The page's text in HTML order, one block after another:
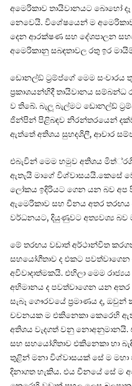
අමෙරිකාව තායිවානයට බොහෝ
නෙවෙයි. විශේෂයෙන් ම
දෙන ආරක්ෂණ සහ දේශපාලන
අමෙරිකානු සබඳතාවල රතු ඉර
ඩොනල්ඞ් ට්‍රම්ප්ගේ මෙම සංචාරය
ප්‍රකාශයන්හිදී තායිවානය සම්බන්ධ
ව තිබේ. බැලූ බැල්මට ඩොනල්ඩ්
ජින්පින් පිළිබඳව නිරන්තරයෙන්
ඇත්තේ අතිශය සුහදශිලී, ආචාර
එබැවින් මෙම හමුව අතිශය
ඇතැයි මාගේ විශ්වාසයයි.කෙසේ
ලෝකය ඉදිරියට ගෙන යන බව අප
ඇමෙරිකාව සහ චීනය අතර
වර්ධනයට, දියුණුවට අත්‍යවශ්‍ය බව
මේ තරඟය වඩාත් අර්ථාන්විත
සහයෝගීතාව ද එකට පවත්වාගෙන
අවිවාදාත්මකයි. එහිලා මෙම
අභිමානය ද පවත්වාගෙන යන
සැබෑ ගෞරවයේ ප්‍රමාණය ද, ඔවුන්
චචනයක ම එකිනෙකා කෙරෙහි
අතිශය වැදගත් වනු නොඅනුමානයි.
සහ සහයෝගිතාව එකිනෙකා හා
තුළින් මනා විශ්වාසයක් සේ ම මහා
දිනාගත හැකිය. එය චීනයේ සේ ම